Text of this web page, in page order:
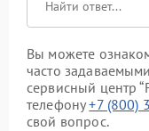
Вы можете
часто
сервисный центр
телефону+7 (800)
свой вопрос.